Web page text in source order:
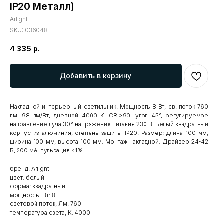
IP20 Металл)
Arlight
SKU: 036048
4 335 р.
Добавить в корзину
Накладной интерьерный светильник. Мощность 8 Вт, св. поток 760
лм, 98 лм/Вт, дневной 4000 K, CRI>90, угол 45°, регулируемое
направление луча 30°, напряжение питания 230 В. Белый квадратный
корпус из алюминия, степень защиты IP20. Размер: длина 100 мм,
ширина 100 мм, высота 100 мм. Монтаж накладной. Драйвер 24-42
В, 200 мА, пульсация <1%.
бренд: Arlight
цвет: белый
форма: квадратный
мощность, Вт: 8
световой поток, Лм: 760
температура света, К: 4000